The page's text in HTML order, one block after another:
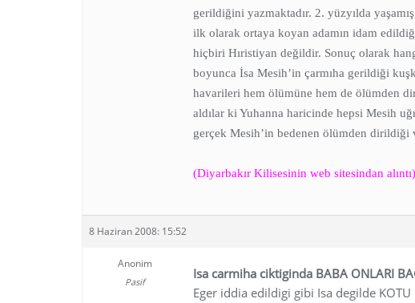
gerildiğini yazmaktadır. 2. yüzyılda
ilk olarak ortaya koyan adamın idam
hiçbiri Hıristiyan değildir. Sonuç olarak
boyunca İsa Mesih’in çarmıha gerildiği
havarileri hem ölümüne hem de ölümden
aldılar ki Yuhanna haricinde hepsi Mesih
gerçek Mesih’in bedenen ölümden
(Diyarbakır Kilisesinin web sitesindan alıntı)
8 Haziran 2008: 15:52
Anonim
Pasif
Isa carmiha ciktiginda BABA ONLARI
Eger iddia edildigi gibi Isa degilde